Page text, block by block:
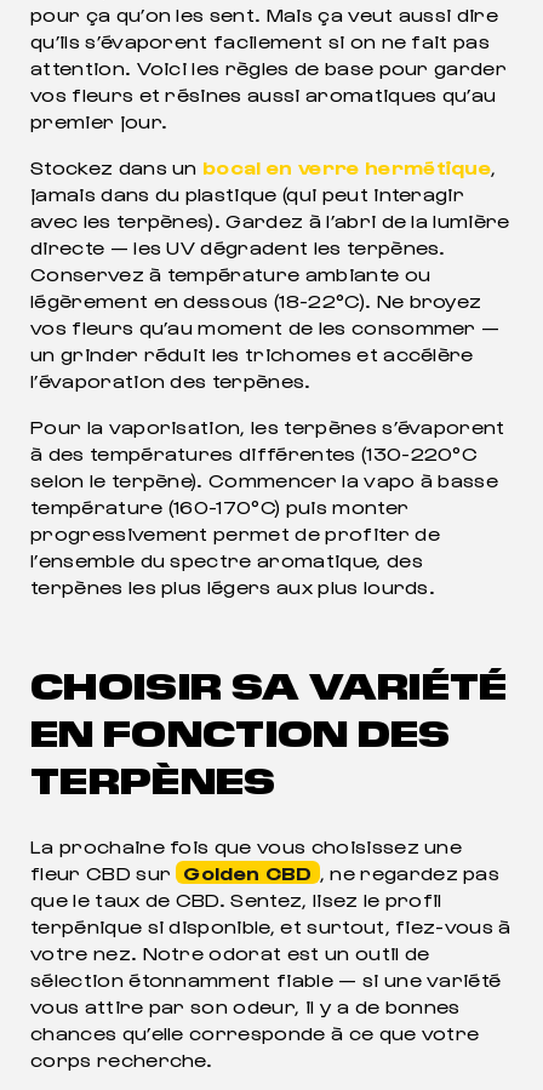
pour ça qu’on les sent. Mais ça veut aussi dire
qu’ils s’évaporent facilement si on ne fait pas
attention. Voici les règles de base pour garder
vos fleurs et résines aussi aromatiques qu’au
premier jour.
Stockez dans un bocal en verre hermétique,
jamais dans du plastique (qui peut interagir
avec les terpènes). Gardez à l’abri de la lumière
directe — les UV dégradent les terpènes.
Conservez à température ambiante ou
légèrement en dessous (18-22°C). Ne broyez
vos fleurs qu’au moment de les consommer —
un grinder réduit les trichomes et accélère
l’évaporation des terpènes.
Pour la vaporisation, les terpènes s’évaporent
à des températures différentes (130-220°C
selon le terpène). Commencer la vapo à basse
température (160-170°C) puis monter
progressivement permet de profiter de
l’ensemble du spectre aromatique, des
terpènes les plus légers aux plus lourds.
CHOISIR SA VARIÉTÉ
EN FONCTION DES
TERPÈNES
La prochaine fois que vous choisissez une
fleur CBD sur Golden CBD , ne regardez pas
que le taux de CBD. Sentez, lisez le profil
terpénique si disponible, et surtout, fiez-vous à
votre nez. Notre odorat est un outil de
sélection étonnamment fiable — si une variété
vous attire par son odeur, il y a de bonnes
chances qu’elle corresponde à ce que votre
corps recherche.